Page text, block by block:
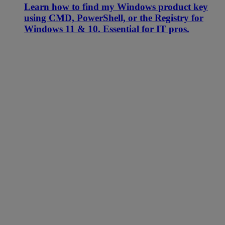
Learn how to find my Windows product key
using CMD, PowerShell, or the Registry for
Windows 11 & 10. Essential for IT pros.